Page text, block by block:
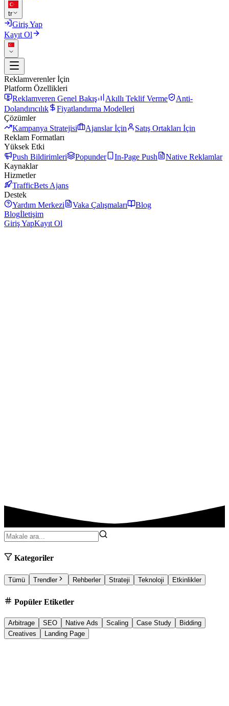
tr
Giriş Yap
Kayıt Ol
Reklamverenler İçin
Platform Özellikleri
Reklamveren Genel Bakış
Akıllı Teklif Verme
Anti-
Dolandırıcılık
Fiyatlandırma Modelleri
Çözümler
Kampanya Stratejisi
Ajanslar İçin
Satış Ortakları İçin
Reklam Formatları
Yüksek Etki
Push Bildirimleri
Popunder In-Page Push
Native Reklamlar
Kaynaklar
Hizmetler
TrafficBets Ajans
Destek
Yardım Merkezi
Vaka Çalışmaları
Blog
Blogİletişim
Giriş YapKayıt Ol
Kategoriler
Tümü Trendler Rehberler Strateji Teknoloji Etkinlikler
Popüler Etiketler
Arbitrage SEO Native Ads Scaling Case Study
Bidding
Creatives
Landing Page